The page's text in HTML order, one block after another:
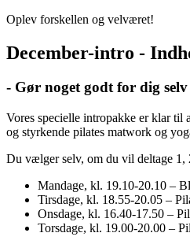
Oplev forskellen og velværet!
December-intro -
- Gør noget godt for dig
Vores specielle intropakke er klar til
og styrkende pilates matwork og
Du vælger selv, om du vil deltage 1,
Mandage, kl. 19.10-20.10 –
Tirsdage, kl. 18.55-20.05 –
Onsdage, kl. 16.40-17.50 –
Torsdage, kl. 19.00-20.00 –